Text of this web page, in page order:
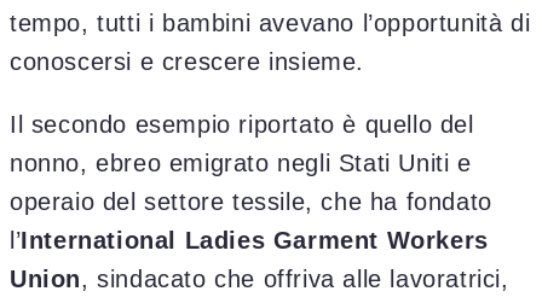
tempo, tutti i bambini avevano l’opportunità di
conoscersi e crescere insieme.
Il secondo esempio riportato è quello del
nonno, ebreo emigrato negli Stati Uniti e
operaio del settore tessile, che ha fondato
l’International Ladies Garment Workers
Union, sindacato che offriva alle lavoratrici,